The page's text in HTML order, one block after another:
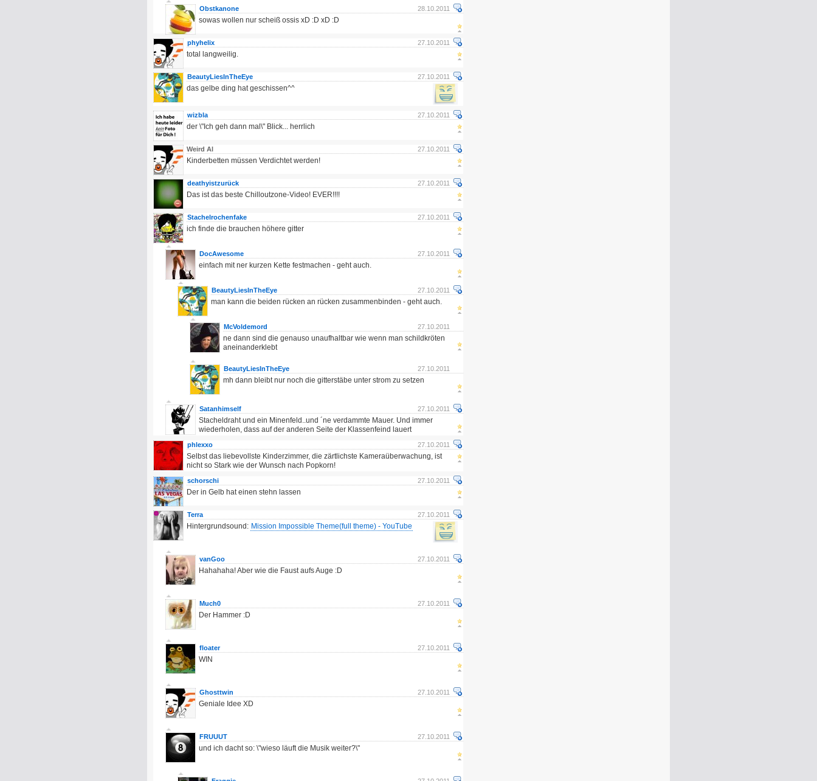
28.10.2011
Obstkanone
sowas wollen nur scheiß ossis xD :D xD :D
27.10.2011
phyhelix
total langweilig.
27.10.2011
BeautyLiesInTheEye
das gelbe ding hat geschissen^^
27.10.2011
wizbla
der \"Ich geh dann mal\" Blick... herrlich
27.10.2011
Weird Al
Kinderbetten müssen Verdichtet werden!
27.10.2011
deathyistzurück
Das ist das beste Chilloutzone-Video! EVER!!!!
27.10.2011
Stachelrochenfake
ich finde die brauchen höhere gitter
27.10.2011
DocAwesome
einfach mit ner kurzen Kette festmachen - geht auch.
27.10.2011
BeautyLiesInTheEye
man kann die beiden rücken an rücken zusammenbinden - geht auch.
27.10.2011
McVoldemord
ne dann sind die genauso unaufhaltbar wie wenn man schildkröten
aneinanderklebt
27.10.2011
BeautyLiesInTheEye
mh dann bleibt nur noch die gitterstäbe unter strom zu setzen
27.10.2011
Satanhimself
Stacheldraht und ein Minenfeld..und ´ne verdammte Mauer. Und immer
wiederholen, dass auf der anderen Seite der Klassenfeind lauert
27.10.2011
phlexxo
Selbst das liebevollste Kinderzimmer, die zärtlichste Kameraüberwachung, ist
nicht so Stark wie der Wunsch nach Popkorn!
27.10.2011
schorschi
Der in Gelb hat einen stehn lassen
27.10.2011
Terra
Hintergrundsound: Mission Impossible Theme(full theme) - YouTube
27.10.2011
vanGoo
Hahahaha! Aber wie die Faust aufs Auge :D
27.10.2011
Much0
Der Hammer :D
27.10.2011
floater
WIN
27.10.2011
Ghosttwin
Geniale Idee XD
27.10.2011
FRUUUT
und ich dacht so: \"wieso läuft die Musik weiter?\"